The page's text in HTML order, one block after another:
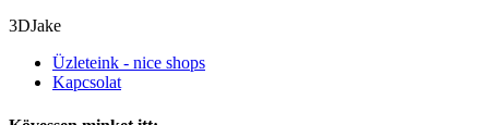
3DJake
Üzleteink - nice shops
Kapcsolat